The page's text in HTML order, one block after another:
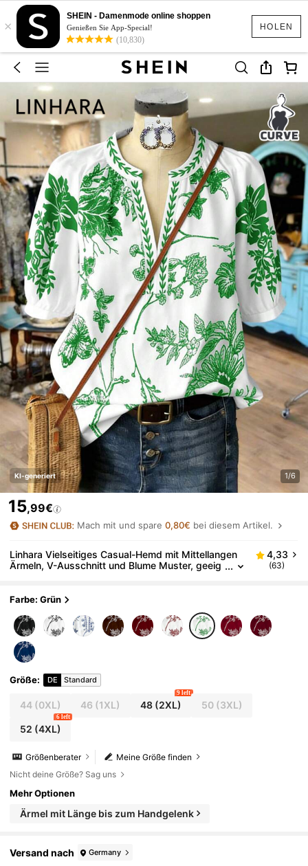
HOLEN
×
SHEIN - Damenmode online shoppen
Genießen Sie App-Special!
(10,830)
KI-generiert 1/6
15,99€
Mach mit und spare0,80€ bei diesem Artikel.
Linhara Vielseitiges Casual-Hemd mit Mittellangen
Ärmeln, V-Ausschnitt und Blume Muster, geeig
4,33
(63)
Farbe: Grün
Größe: DE Standard
44(0XL) 46 (1XL) 48(2XL)
9 left
50(3XL)
52 (4XL)
6 left
Meine Größe finden
Größenberater
Nicht deine Größe? Sag uns
Mehr Optionen
Ärmel mit Länge bis zum Handgelenk
Versand nach Germany